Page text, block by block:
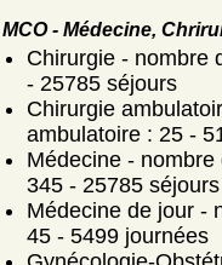
MCO - Médecine,
Chirurgie - nombre
- 25785 séjours
Chirurgie
ambulatoire : 25 -
Médecine -
345 - 25785 séjours
Médecine de jour -
45 - 5499 journées